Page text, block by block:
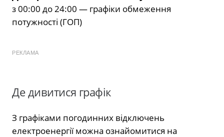
з 00:00 до 24:00 — графіки обмеження
потужності (ГОП)
РЕКЛАМА
Де дивитися графік
З графіками погодинних відключень
електроенергії можна ознайомитися на